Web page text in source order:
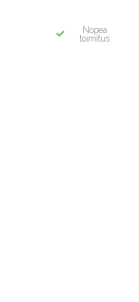
Nopea
toimitus